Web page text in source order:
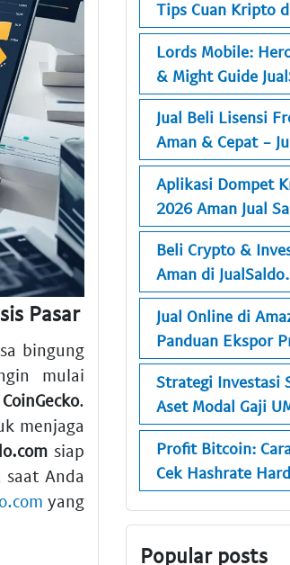
Pasar
bingung
mulai
CoinGecko.
menjaga
siap
Anda
yang
Tips Cuan Kripto
Lords Mobile:
& Might Guide
Jual Beli Lisensi
Aman & Cepat -
Aplikasi Dompet
2026 Aman Jual
Beli Crypto &
Aman di
Jual Online di
Panduan Ekspor
Strategi Investasi
Aset Modal Gaji
Profit Bitcoin:
Cek Hashrate
Popular posts